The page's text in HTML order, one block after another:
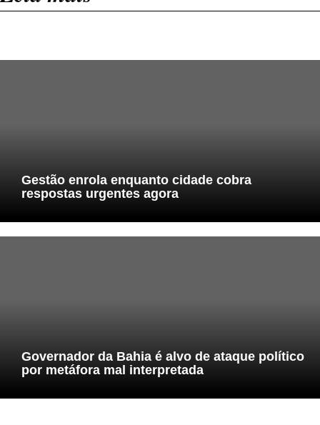
Gestão enrola enquanto cidade cobra
respostas urgentes agora
Governador da Bahia é alvo de ataque político
por metáfora mal interpretada